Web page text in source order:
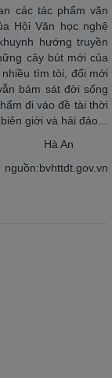
các tác phẩm văn
Hội Văn học nghệ
hướng truyền
cây bút mới của
tìm tòi, đổi mới
bám sát đời sống
đi vào đề tài thời
giới và hải đảo...
Hà An
nguồn:bvhttdt.gov.vn